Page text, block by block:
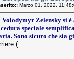
Marzo 01, 2022,
Zelensky si
speciale
Sono sicuro che sia
(